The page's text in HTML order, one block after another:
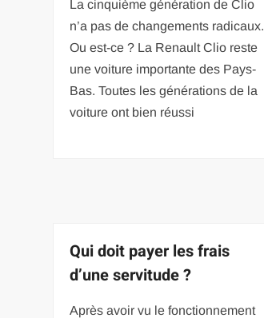
La cinquième génération de Clio
n’a pas de changements radicaux.
Ou est-ce ? La Renault Clio reste
une voiture importante des Pays-
Bas. Toutes les générations de la
voiture ont bien réussi
Qui doit payer les frais
d’une servitude ?
Après avoir vu le fonctionnement